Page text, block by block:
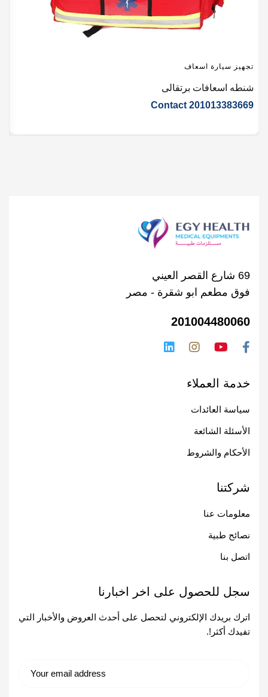
تجهيز سيارة اسعاف
شنطه اسعافات برتقالى
Contact 201013383669
69 شارع القصر العيني
فوق مطعم ابو شقرة - مصر
201004480060
خدمة العملاء
سياسة العائدات
الأسئلة الشائعة
الأحكام والشروط
شركتنا
معلومات عنا
نصائح طبية
اتصل بنا
سجل للحصول على اخر اخبارنا
اترك بريدك الإلكتروني لتحصل على أحدث العروض والأخبار التي
تفيدك أكثر!.